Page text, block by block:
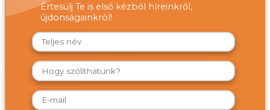
Értesülj Te is első kézből híreinkről,
újdonságainkról!